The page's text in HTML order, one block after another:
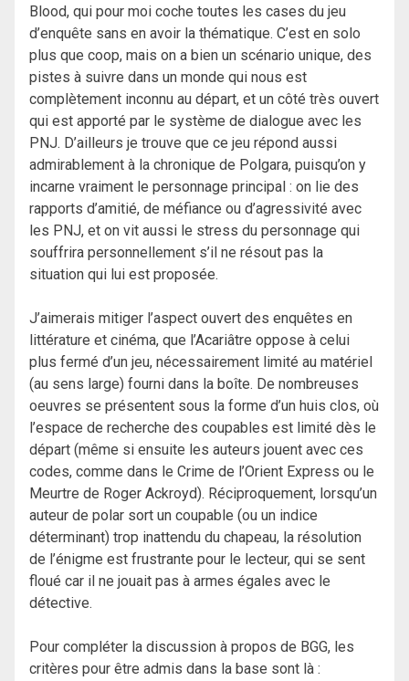
Blood, qui pour moi coche toutes les cases du jeu
d’enquête sans en avoir la thématique. C’est en solo
plus que coop, mais on a bien un scénario unique, des
pistes à suivre dans un monde qui nous est
complètement inconnu au départ, et un côté très ouvert
qui est apporté par le système de dialogue avec les
PNJ. D’ailleurs je trouve que ce jeu répond aussi
admirablement à la chronique de Polgara, puisqu’on y
incarne vraiment le personnage principal : on lie des
rapports d’amitié, de méfiance ou d’agressivité avec
les PNJ, et on vit aussi le stress du personnage qui
souffrira personnellement s’il ne résout pas la
situation qui lui est proposée.
J’aimerais mitiger l’aspect ouvert des enquêtes en
littérature et cinéma, que l’Acariâtre oppose à celui
plus fermé d’un jeu, nécessairement limité au matériel
(au sens large) fourni dans la boîte. De nombreuses
oeuvres se présentent sous la forme d’un huis clos, où
l’espace de recherche des coupables est limité dès le
départ (même si ensuite les auteurs jouent avec ces
codes, comme dans le Crime de l’Orient Express ou le
Meurtre de Roger Ackroyd). Réciproquement, lorsqu’un
auteur de polar sort un coupable (ou un indice
déterminant) trop inattendu du chapeau, la résolution
de l’énigme est frustrante pour le lecteur, qui se sent
floué car il ne jouait pas à armes égales avec le
détective.
Pour compléter la discussion à propos de BGG, les
critères pour être admis dans la base sont là :